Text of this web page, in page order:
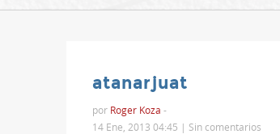
atanarjuat
por Roger Koza -
14 Ene, 2013 04:45 | Sin comentarios